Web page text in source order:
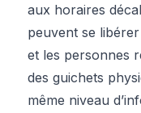
aux horaires
peuvent se
et les personnes
des guichets
même niveau